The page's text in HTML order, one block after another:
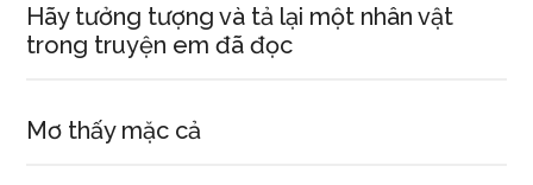
Hãy tưởng tượng và tả lại một nhân vật
trong truyện em đã đọc
Mơ thấy mặc cả